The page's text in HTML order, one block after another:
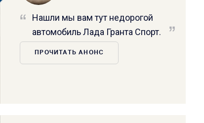
Нашли мы вам тут недорогой
автомобиль Лада Гранта Спорт.
ПРОЧИТАТЬ АНОНС